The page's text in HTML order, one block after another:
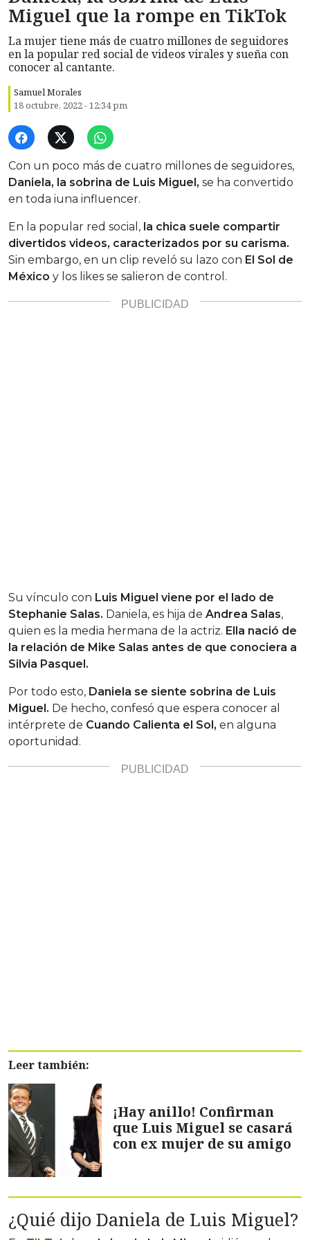
Miguel que la rompe en TikTok
La mujer tiene más de cuatro millones de seguidores
en la popular red social de videos virales y sueña con
conocer al cantante.
Samuel Morales
18 octubre, 2022 - 12:34 pm
Con un poco más de cuatro millones de seguidores,
Daniela, la sobrina de Luis Miguel, se ha convertido
en toda iuna influencer.
En la popular red social, la chica suele compartir
divertidos videos, caracterizados por su carisma.
Sin embargo, en un clip reveló su lazo con El Sol de
México y los likes se salieron de control.
Su vínculo con Luis Miguel viene por el lado de
Stephanie Salas. Daniela, es hija de Andrea Salas,
quien es la media hermana de la actriz. Ella nació de
la relación de Mike Salas antes de que conociera a
Silvia Pasquel.
Por todo esto, Daniela se siente sobrina de Luis
Miguel. De hecho, confesó que espera conocer al
intérprete de Cuando Calienta el Sol, en alguna
oportunidad.
Leer también:
¡Hay anillo! Confirman
que Luis Miguel se casará
con ex mujer de su amigo
¿Quié dijo Daniela de Luis Miguel?